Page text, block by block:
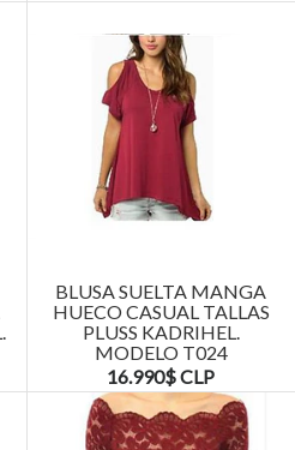
BLUSA SUELTA MANGA
HUECO CASUAL TALLAS
PLUSS KADRIHEL.
MODELO T024
16.990$ CLP